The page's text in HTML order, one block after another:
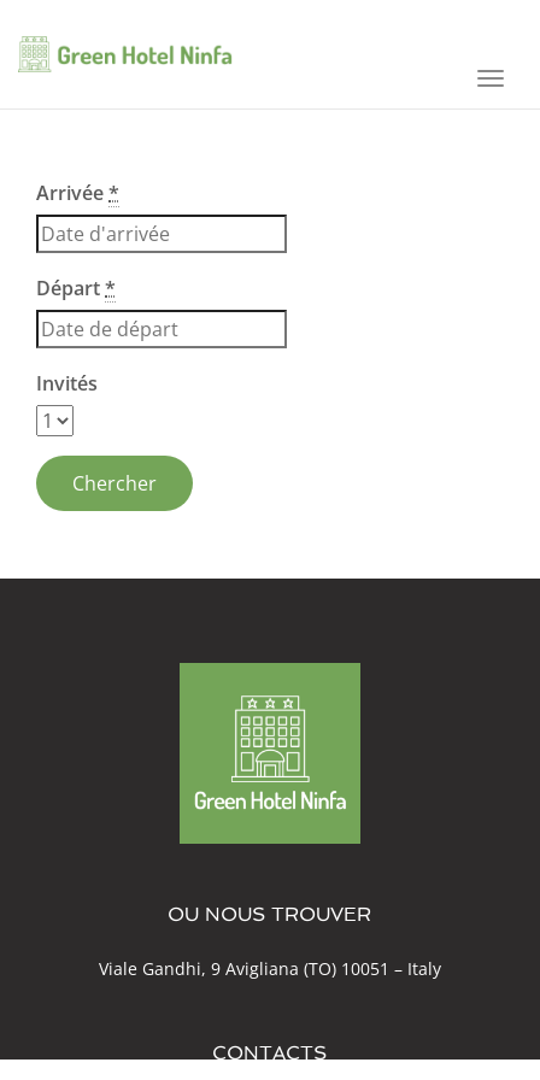
Arrivée*
Départ*
Invités
OU NOUS TROUVER
Viale Gandhi, 9 Avigliana (TO) 10051 – Italy
CONTACTS